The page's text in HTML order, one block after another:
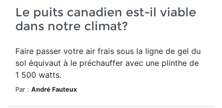
Le puits canadien est-il viable
dans notre climat?
Faire passer votre air frais sous la ligne de gel du
sol équivaut à le préchauffer avec une plinthe de
1 500 watts.
Par : André Fauteux